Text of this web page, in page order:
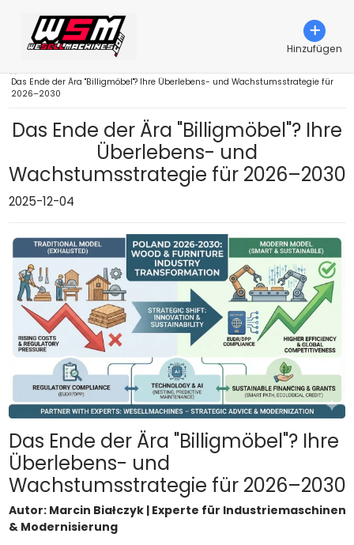
Hinzufügen
Das Ende der Ära "Billigmöbel"? Ihre Überlebens- und Wachstumsstrategie für
2026–2030
Das Ende der Ära "Billigmöbel"? Ihre
Überlebens- und
Wachstumsstrategie für 2026–2030
2025-12-04
Das Ende der Ära "Billigmöbel"? Ihre
Überlebens- und
Wachstumsstrategie für 2026–2030
Autor: Marcin Białczyk | Experte für Industriemaschinen
& Modernisierung